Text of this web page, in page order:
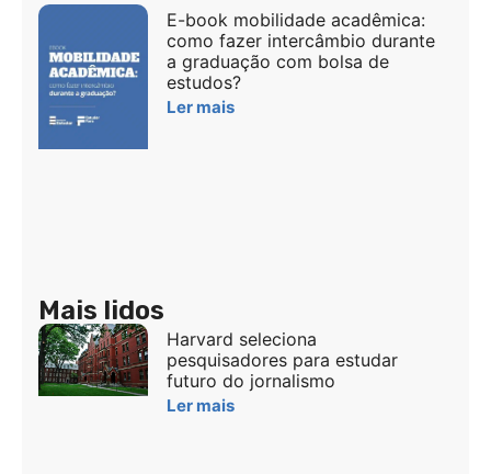
E-book mobilidade acadêmica:
como fazer intercâmbio durante
a graduação com bolsa de
estudos?
Ler mais
Mais lidos
Harvard seleciona
pesquisadores para estudar
futuro do jornalismo
Ler mais